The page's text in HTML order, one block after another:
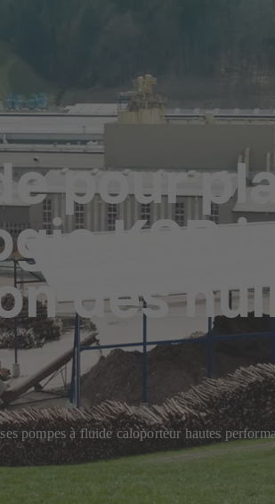
pour
KSB
des
pompes à fluide caloporteur hautes